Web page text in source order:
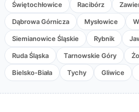
Świętochłowice Racibórz
Dąbrowa Górnicza Mysłowice
Siemianowice Śląskie Rybnik
Ruda Śląska Tarnowskie Góry
Bielsko-Biała Tychy Gliwice